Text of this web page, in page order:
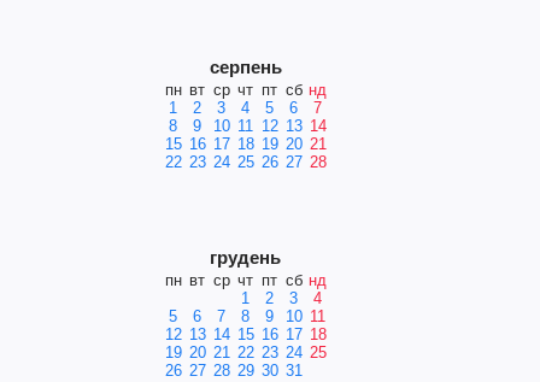
серпень
пн вт ср чт пт сб нд
1
2 3 4 5 6
7
8
9 10 11 12 13 14
15 16 17 18 19 20 21
22 23 24 25 26 27 28
грудень
пн вт ср чт пт сб нд
1
2 3
4
5
6 7 8 9 10 11
12 13 14 15 16 17 18
19 20 21 22 23 24 25
26 27 28 29 30 31